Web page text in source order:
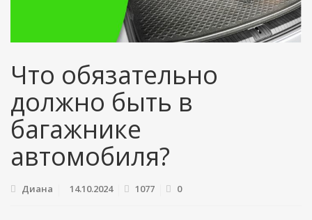
Что обязательно
должно быть в
багажнике
автомобиля?
Диана 14.10.2024 1077 0